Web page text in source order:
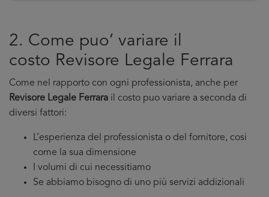
2. Come puo’ variare il
costo Revisore Legale Ferrara
Come nel rapporto con ogni professionista, anche per
Revisore Legale Ferrara il costo puo variare a seconda di
diversi fattori:
L’esperienza del professionista o del fornitore, cosi
come la sua dimensione
I volumi di cui necessitiamo
Se abbiamo bisogno di uno più servizi addizionali